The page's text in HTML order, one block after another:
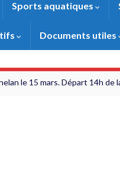
Sports aquatiques
Documents utiles
le 15 mars. Départ 14h de